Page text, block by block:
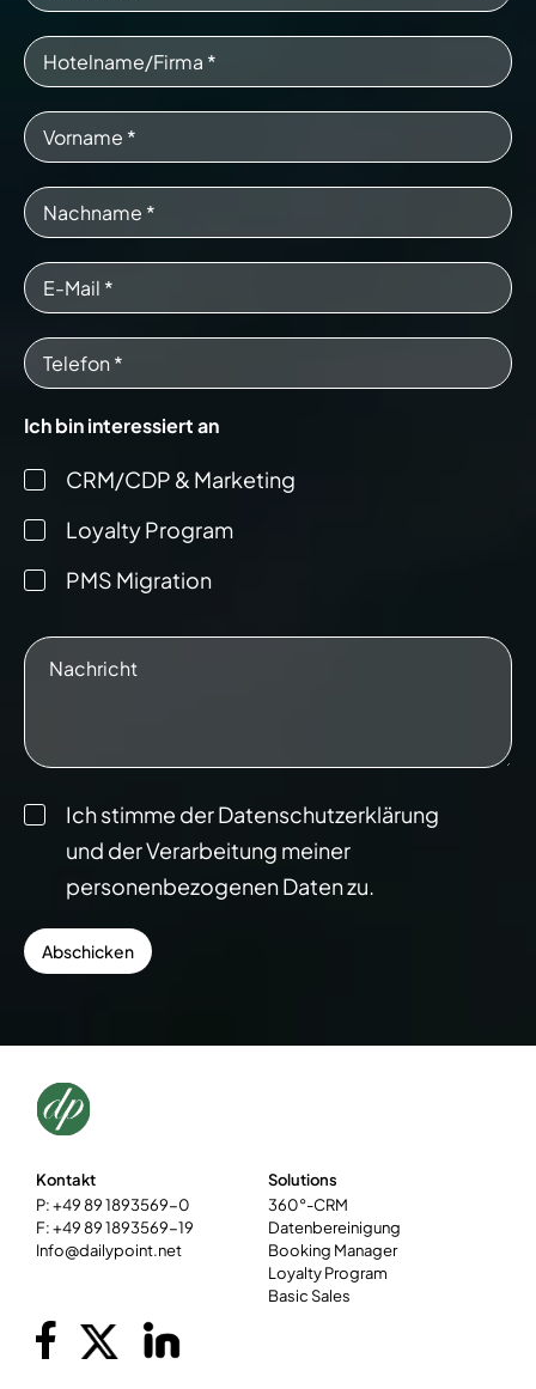
Ich bin interessiert an
CRM/CDP & Marketing
Loyalty Program
PMS Migration
Ich stimme der Datenschutzerklärung
und der Verarbeitung meiner
personenbezogenen Daten zu.
Kontakt
P: +49 89 1893569-0
F: +49 89 1893569-19
Info@dailypoint.net
Solutions
360°-CRM
Datenbereinigung
Booking Manager
Loyalty Program
Basic Sales